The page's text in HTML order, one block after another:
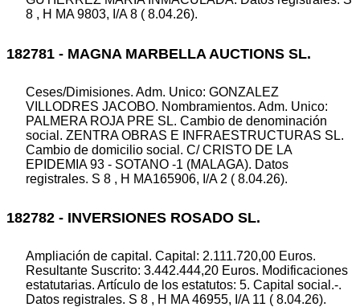
8 , H MA 9803, I/A 8 ( 8.04.26).
182781 - MAGNA MARBELLA AUCTIONS SL.
Ceses/Dimisiones. Adm. Unico: GONZALEZ
VILLODRES JACOBO. Nombramientos. Adm. Unico:
PALMERA ROJA PRE SL. Cambio de denominación
social. ZENTRA OBRAS E INFRAESTRUCTURAS SL.
Cambio de domicilio social. C/ CRISTO DE LA
EPIDEMIA 93 - SOTANO -1 (MALAGA). Datos
registrales. S 8 , H MA165906, I/A 2 ( 8.04.26).
182782 - INVERSIONES ROSADO SL.
Ampliación de capital. Capital: 2.111.720,00 Euros.
Resultante Suscrito: 3.442.444,20 Euros. Modificaciones
estatutarias. Artículo de los estatutos: 5. Capital social.-.
Datos registrales. S 8 , H MA 46955, I/A 11 ( 8.04.26).